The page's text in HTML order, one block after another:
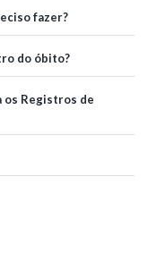
fazer?
do óbito?
os Registros de